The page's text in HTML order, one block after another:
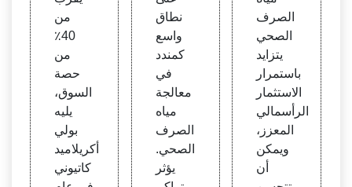
من
40٪
من
حصة
السوق،
يليه
بولي
أكريلاميد
كاتيوني
نطاق
واسع
كمندد
في
معالجة
مياه
الصرف
الصحي.
يؤثر
الصرف
الصحي
يتزايد
باستمرار
الاستثمار
الرأسمالي
المعزز،
ويمكن
أن